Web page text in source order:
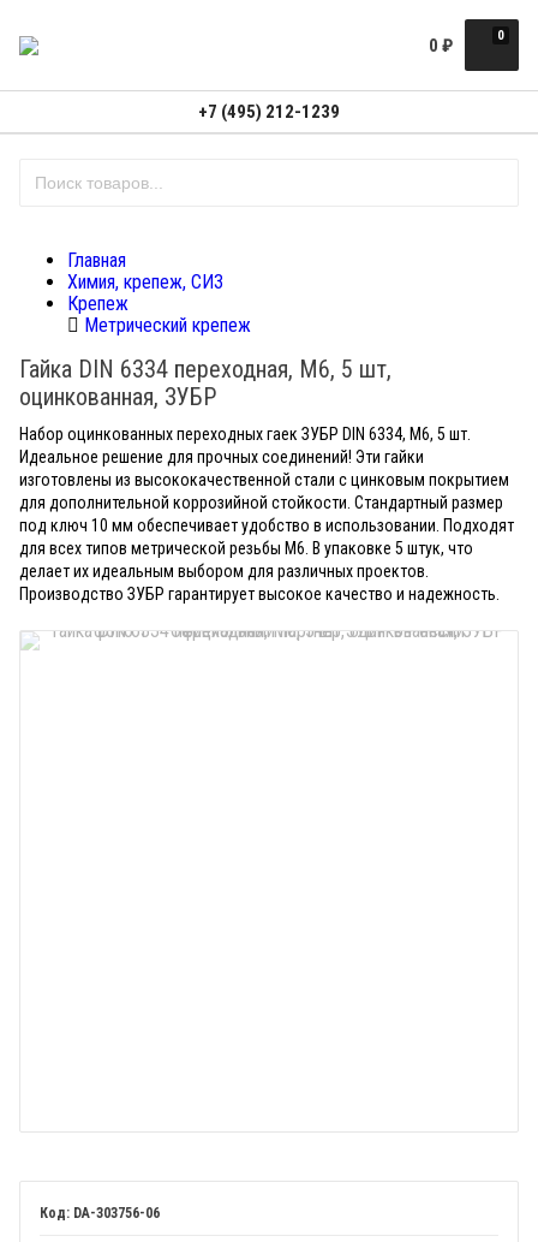
0
0 ₽
+7 (495) 212-1239
Главная
Химия, крепеж, СИЗ
Крепеж
Метрический крепеж
Гайка DIN 6334 переходная, M6, 5 шт,
оцинкованная, ЗУБР
Набор оцинкованных переходных гаек ЗУБР DIN 6334, М6, 5 шт.
Идеальное решение для прочных соединений! Эти гайки
изготовлены из высококачественной стали с цинковым покрытием
для дополнительной коррозийной стойкости. Стандартный размер
под ключ 10 мм обеспечивает удобство в использовании. Подходят
для всех типов метрической резьбы М6. В упаковке 5 штук, что
делает их идеальным выбором для различных проектов.
Производство ЗУБР гарантирует высокое качество и надежность.
DA-303756-06